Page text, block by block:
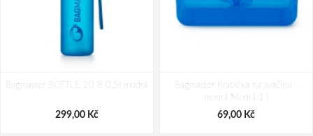
Bagmaster BOTTLE 20 B 0,5l modrá
299,00 Kč
Bagmaster Krabička na svačinu -
modrá Modrá 1 l
69,00 Kč